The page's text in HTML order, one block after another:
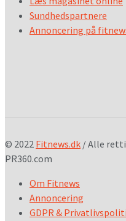
Sundhedspartnere
Annoncering på
© 2022 Fitnews.dk / Alle
PR360.com
Om Fitnews
Annoncering
GDPR &